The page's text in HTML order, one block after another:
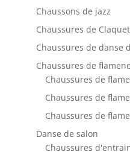
Chaussons de jazz
Chaussures de
Chaussures de danse
Chaussures de
Chaussures de
Chaussures de
Chaussures de
Danse de salon
Chaussures